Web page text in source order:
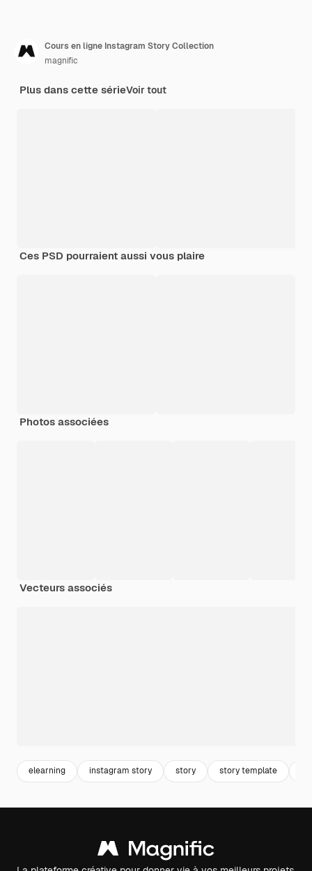
Cours en ligne Instagram Story Collection
magnific
Plus dans cette sérieVoir tout
Ces PSD pourraient aussi vous plaire
Photos associées
Vecteurs associés
elearning instagram story story story template